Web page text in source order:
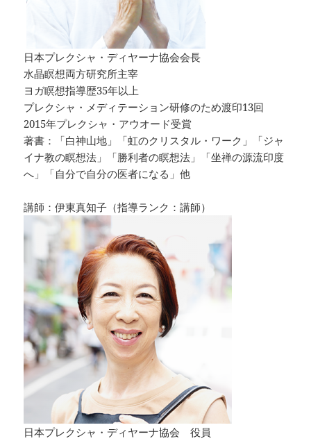
日本プレクシャ・ディヤーナ協会会長
水晶瞑想両方研究所主宰
ヨガ瞑想指導歴35年以上
プレクシャ・メディテーション研修のため渡印13回
2015年プレクシャ・アウオード受賞
著書：「白神山地」「虹のクリスタル・ワーク」「ジャ
イナ教の瞑想法」「勝利者の瞑想法」「坐禅の源流印度
へ」「自分で自分の医者になる」他
講師：伊東真知子（指導ランク：講師）
日本プレクシャ・ディヤーナ協会 役員